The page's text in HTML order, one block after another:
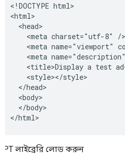
<!DOCTYPE html>
<html>
  <head>
    <meta charset="utf-8" />
<meta name="viewport"
<meta
<title>Display a test
    <style></style>
  </head>
  <body>
  </body>
</html>
GPT লাইব্রেরি লোড করুন